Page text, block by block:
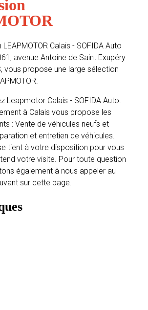
Calais - SOFIDA Auto
avenue Antoine de Saint Exupéry
vous propose une large sélection
Leapmotor Calais - SOFIDA Auto.
à Calais vous propose les
: Vente de véhicules neufs et
et entretien de véhicules.
tient à votre disposition pour vous
votre visite. Pour toute question
également à nous appeler au
sur cette page.